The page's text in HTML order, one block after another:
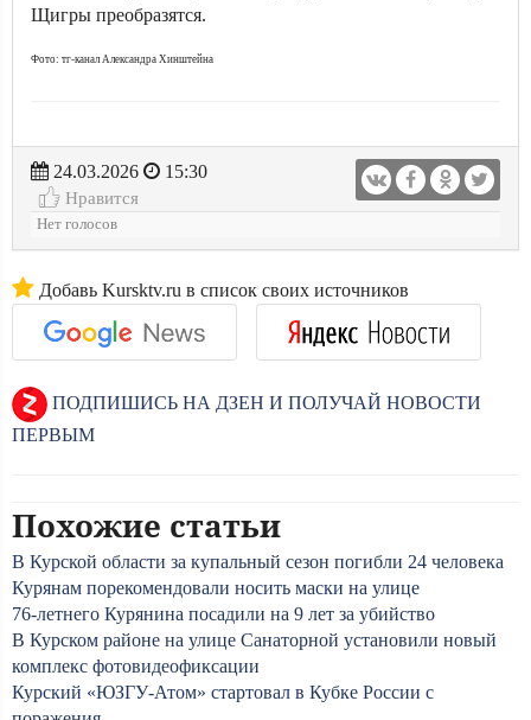
Щигры преобразятся.
Фото: тг-канал Александра Хинштейна
24.03.2026
15:30
Нравится
Нет голосов
Добавь Kursktv.ru в список своих источников
ПОДПИШИСЬ НА ДЗЕН И ПОЛУЧАЙ НОВОСТИ
ПЕРВЫМ
Похожие статьи
В Курской области за купальный сезон погибли 24 человека
Курянам порекомендовали носить маски на улице
76-летнего Курянина посадили на 9 лет за убийство
В Курском районе на улице Санаторной установили новый
комплекс фотовидеофиксации
Курский «ЮЗГУ-Атом» стартовал в Кубке России с